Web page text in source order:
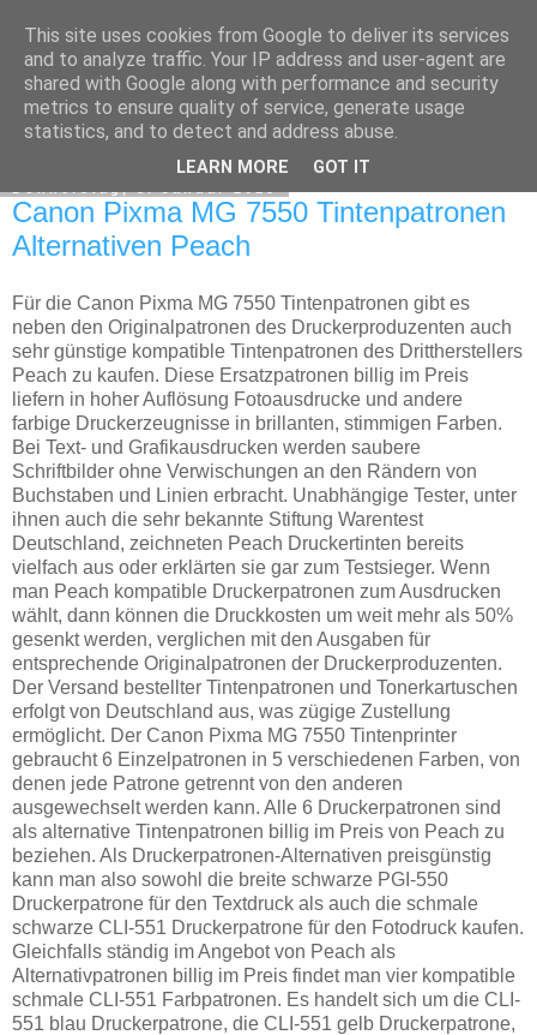
Peach Druckerpatronen
Canon Pixma MG 7550 Tintenpatronen
Alternativen Peach
Für die Canon Pixma MG 7550 Tintenpatronen gibt es
neben den Originalpatronen des Druckerproduzenten auch
sehr günstige kompatible Tintenpatronen des Drittherstellers
Peach zu kaufen. Diese Ersatzpatronen billig im Preis
liefern in hoher Auflösung Fotoausdrucke und andere
farbige Druckerzeugnisse in brillanten, stimmigen Farben.
Bei Text- und Grafikausdrucken werden saubere
Schriftbilder ohne Verwischungen an den Rändern von
Buchstaben und Linien erbracht. Unabhängige Tester, unter
ihnen auch die sehr bekannte Stiftung Warentest
Deutschland, zeichneten Peach Druckertinten bereits
vielfach aus oder erklärten sie gar zum Testsieger. Wenn
man Peach kompatible Druckerpatronen zum Ausdrucken
wählt, dann können die Druckkosten um weit mehr als 50%
gesenkt werden, verglichen mit den Ausgaben für
entsprechende Originalpatronen der Druckerproduzenten.
Der Versand bestellter Tintenpatronen und Tonerkartuschen
erfolgt von Deutschland aus, was zügige Zustellung
ermöglicht. Der Canon Pixma MG 7550 Tintenprinter
gebraucht 6 Einzelpatronen in 5 verschiedenen Farben, von
denen jede Patrone getrennt von den anderen
ausgewechselt werden kann. Alle 6 Druckerpatronen sind
als alternative Tintenpatronen billig im Preis von Peach zu
beziehen. Als Druckerpatronen-Alternativen preisgünstig
kann man also sowohl die breite schwarze PGI-550
Druckerpatrone für den Textdruck als auch die schmale
schwarze CLI-551 Druckerpatrone für den Fotodruck kaufen.
Gleichfalls ständig im Angebot von Peach als
Alternativpatronen billig im Preis findet man vier kompatible
schmale CLI-551 Farbpatronen. Es handelt sich um die CLI-
551 blau Druckerpatrone, die CLI-551 gelb Druckerpatrone,
This site uses cookies from Google to deliver its services
and to analyze traffic. Your IP address and user-agent are
shared with Google along with performance and security
metrics to ensure quality of service, generate usage
statistics, and to detect and address abuse.
LEARN MORE GOT IT